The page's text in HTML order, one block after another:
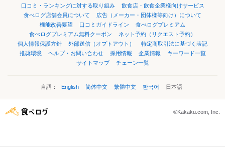
口コミ・ランキングに対する取り組み
飲食店・飲食企業様向けサービス
食べログ店舗会員について
広告（メーカー・団体様等向け）について
機能改善要望
口コミガイドライン
食べログプレミアム
食べログプレミアム無料クーポン
ネット予約（リクエスト予約）
個人情報保護方針
外部送信（オプトアウト）
特定商取引法に基づく表記
推奨環境
ヘルプ・お問い合わせ 採用情報 企業情報
キーワード一覧
サイトマップ
チェーン一覧
言語： English 简体中文 繁體中文 한국어 日本語
©Kakaku.com, Inc.